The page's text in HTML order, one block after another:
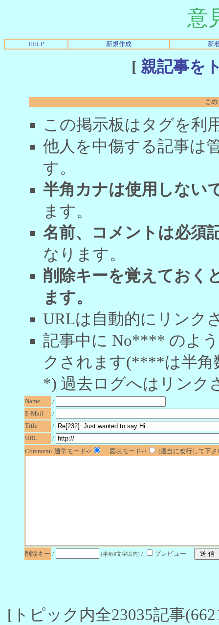
意
HELP 新規作成 新
[ 親記事を
こ
この掲示板はタグを利
他人を中傷する記事は
す。
半角カナは使用しない
ます。
名前、コメントは必須
なります。
削除キーを覚えておく
ます。
URLは自動的にリンク
記事中に No**** のよ
クされます(****は半角
*) 過去ログへはリンク
Name
/
E-Mail
/
Title
/
URL
/
Comment/ 通常モード->
図表モード-> (適当に改行して下
削除キー / (半角8文字以内) / プレビュー
[トピック内全23035記事